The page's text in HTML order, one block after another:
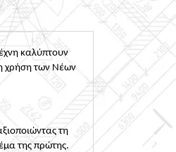
καλύπτουν
χρήση των Νέων
τη
της πρώτης.